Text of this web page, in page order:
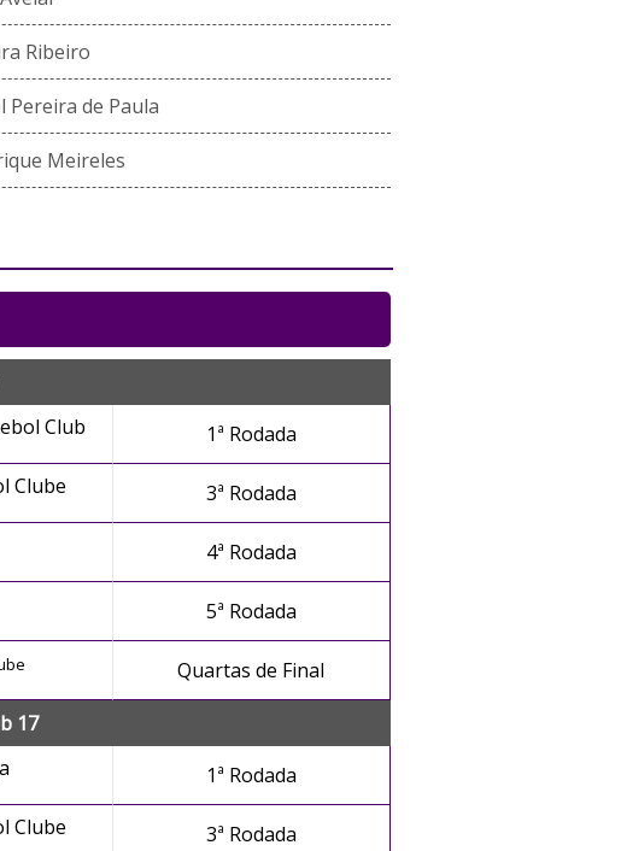
Ribeiro
Pereira de Paula
Meireles
Club 1ª Rodada
Clube 3ª Rodada
4ª Rodada
5ª Rodada
Quartas de Final
17
1ª Rodada
Clube 3ª Rodada